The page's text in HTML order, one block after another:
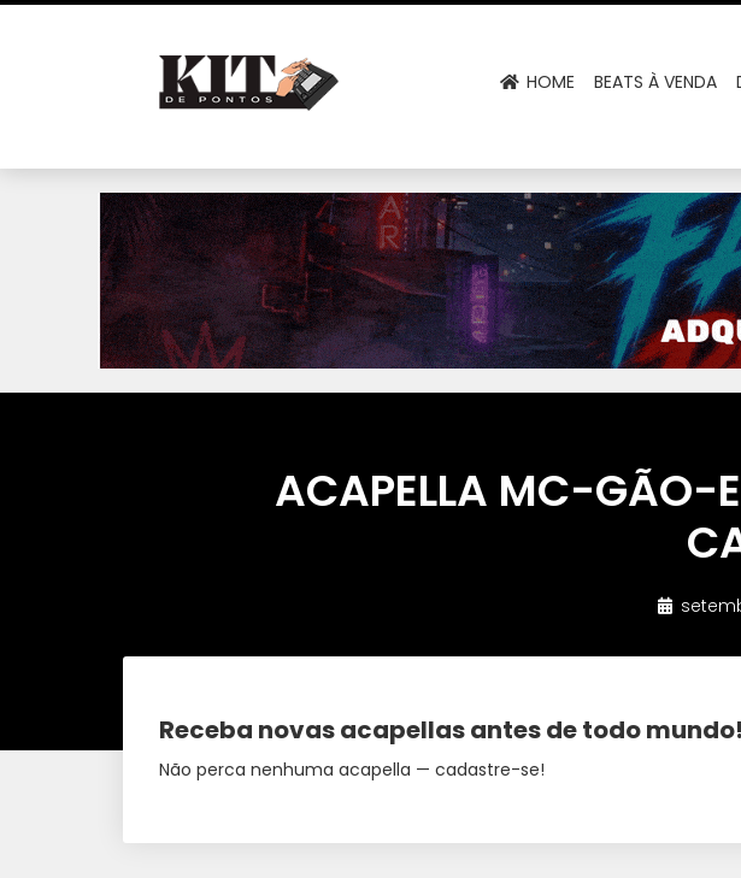
HOME BEATS À VENDA
ACAPELLA MC-
Receba novas acapellas antes de todo mundo!
Não perca nenhuma acapella — cadastre-se!